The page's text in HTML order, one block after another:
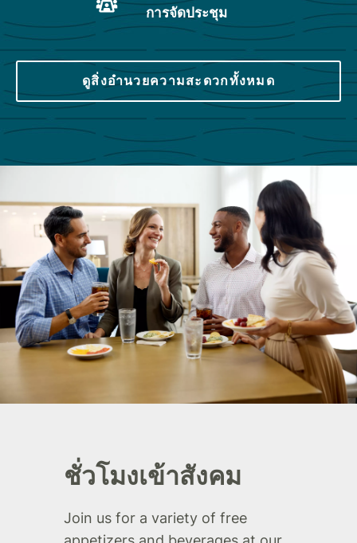
การจัดประชุม
ดูสิ่งอำนวยความสะดวกทั้งหมด
ชั่วโมงเข้าสังคม
Join us for a variety of free